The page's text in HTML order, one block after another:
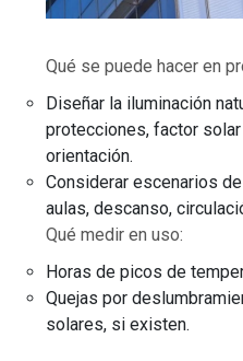
Qué se puede hacer en
Diseñar la iluminación
protecciones, factor
orientación.
Considerar escenarios
aulas, descanso,
Qué medir en uso:
Horas de picos de
Quejas por
solares, si existen.